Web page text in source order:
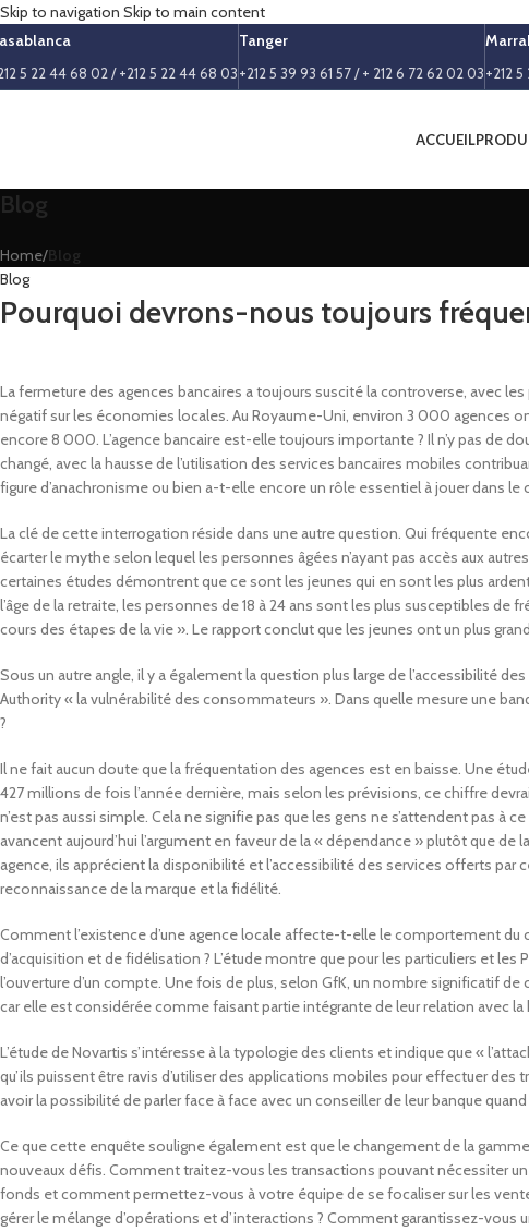
Skip to navigation Skip to main content
5 22 44 68 02 / +212 5 22 44 68 03
Tanger
+212 5 39 93 61 57 / + 212 6 72 62 02 03+212
ACCUEIL
Blog
Home/Blog
Blog
Pourquoi devrons-nous toujours
La fermeture des agences bancaires a toujours suscité la controverse, avec
négatif sur les économies locales. Au Royaume-Uni, environ 3 000 agences
encore 8 000. L’agence bancaire est-elle toujours importante ? Il n’y pas de
changé, avec la hausse de l’utilisation des services bancaires mobiles
figure d’anachronisme ou bien a-t-elle encore un rôle essentiel à jouer dans le
La clé de cette interrogation réside dans une autre question. Qui fréquente
écarter le mythe selon lequel les personnes âgées n’ayant pas accès aux
certaines études démontrent que ce sont les jeunes qui en sont les plus
l’âge de la retraite, les personnes de 18 à 24 ans sont les plus susceptibles de
cours des étapes de la vie ». Le rapport conclut que les jeunes ont un plus
Sous un autre angle, il y a également la question plus large de l’accessibilité
Authority « la vulnérabilité des consommateurs ». Dans quelle mesure une
?
Il ne fait aucun doute que la fréquentation des agences est en baisse. Une
427 millions de fois l’année dernière, mais selon les prévisions, ce chiffre
n’est pas aussi simple. Cela ne signifie pas que les gens ne s’attendent pas à
avancent aujourd’hui l’argument en faveur de la « dépendance » plutôt que
agence, ils apprécient la disponibilité et l’accessibilité des services offerts
reconnaissance de la marque et la fidélité.
Comment l’existence d’une agence locale affecte-t-elle le comportement
d’acquisition et de fidélisation ? L’étude montre que pour les particuliers et
l’ouverture d’un compte. Une fois de plus, selon GfK, un nombre significatif
car elle est considérée comme faisant partie intégrante de leur relation avec la
L’étude de Novartis s’intéresse à la typologie des clients et indique que «
qu’ils puissent être ravis d’utiliser des applications mobiles pour effectuer
avoir la possibilité de parler face à face avec un conseiller de leur banque
Ce que cette enquête souligne également est que le changement de la
nouveaux défis. Comment traitez-vous les transactions pouvant nécessiter
fonds et comment permettez-vous à votre équipe de se focaliser sur les
gérer le mélange d’opérations et d’interactions ? Comment garantissez-